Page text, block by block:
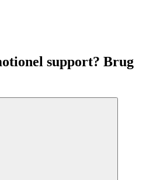
support? Brug